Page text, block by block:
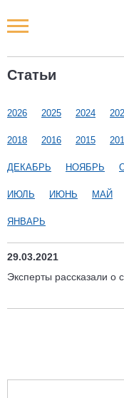
Статьи
2026 2025 2024
2018 2016 2015
ДЕКАБРЬ НОЯБРЬ
ИЮЛЬ ИЮНЬ МАЙ
ЯНВАРЬ
29.03.2021
Эксперты рассказали о
Новости РФ
Наши мероприятия
Статьи